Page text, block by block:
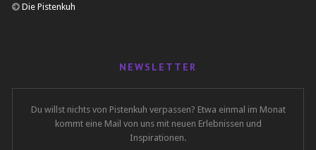
Die Pistenkuh
NEWSLETTER
Du willst nichts von Pistenkuh verpassen? Etwa einmal im Monat
kommt eine Mail von uns mit neuen Erlebnissen und
Inspirationen.